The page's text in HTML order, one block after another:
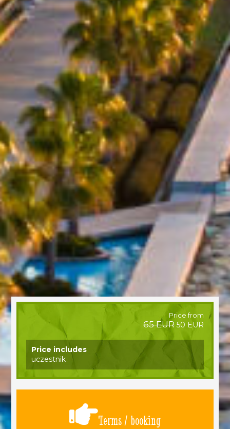
Price from
65 EUR50 EUR
Price includes
uczestnik
Terms / booking